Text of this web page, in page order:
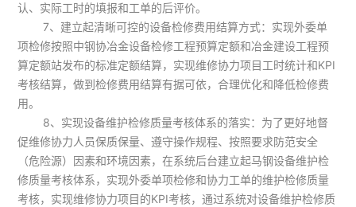
认、实际工时的填报和工单的后评价。
7、建立起清晰可控的设备检修费用结算方式：实现外委单
项检修按照中钢协冶金设备检修工程预算定额和冶金建设工程预
算定额站发布的标准定额结算，实现维修协力项目工时统计和KPI
考核结算，做到检修费用结算有据可依，合理优化和降低检修费
用。
8、实现设备维护检修质量考核体系的落实：为了更好地督
促维修协力人员保质保量、遵守操作规程、按照要求防范安全
（危险源）因素和环境因素，在系统后台建立起马钢设备维护检
修质量考核体系，实现外委单项检修和协力工单的维护检修质量
考核，实现维修协力项目的KPI考核，通过系统对设备维护检修质